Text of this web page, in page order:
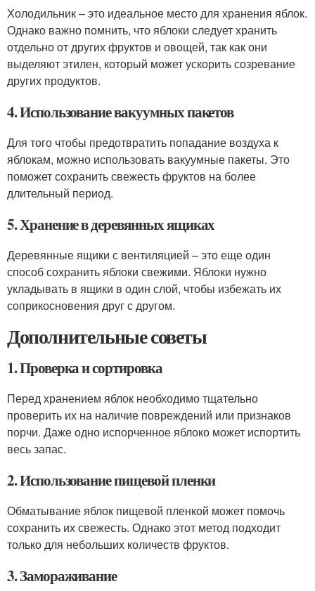
Холодильник – это идеальное место для хранения яблок.
Однако важно помнить, что яблоки следует хранить
отдельно от других фруктов и овощей, так как они
выделяют этилен, который может ускорить созревание
других продуктов.
4. Использование вакуумных пакетов
Для того чтобы предотвратить попадание воздуха к
яблокам, можно использовать вакуумные пакеты. Это
поможет сохранить свежесть фруктов на более
длительный период.
5. Хранение в деревянных ящиках
Деревянные ящики с вентиляцией – это еще один
способ сохранить яблоки свежими. Яблоки нужно
укладывать в ящики в один слой, чтобы избежать их
соприкосновения друг с другом.
Дополнительные советы
1. Проверка и сортировка
Перед хранением яблок необходимо тщательно
проверить их на наличие повреждений или признаков
порчи. Даже одно испорченное яблоко может испортить
весь запас.
2. Использование пищевой пленки
Обматывание яблок пищевой пленкой может помочь
сохранить их свежесть. Однако этот метод подходит
только для небольших количеств фруктов.
3. Замораживание